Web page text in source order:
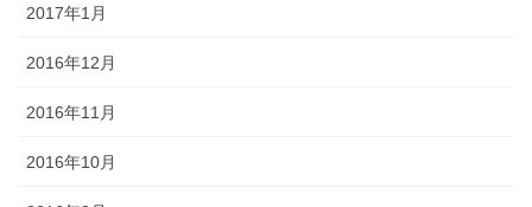
2017年1月
2016年12月
2016年11月
2016年10月